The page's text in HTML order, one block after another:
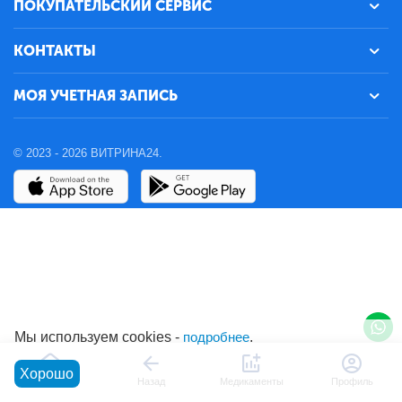
ПОКУПАТЕЛЬСКИЙ СЕРВИС
КОНТАКТЫ
МОЯ УЧЕТНАЯ ЗАПИСЬ
© 2023 - 2026 ВИТРИНА24.
Главная Назад Медикаменты Профиль
Мы используем cookies - подробнее.
Хорошо